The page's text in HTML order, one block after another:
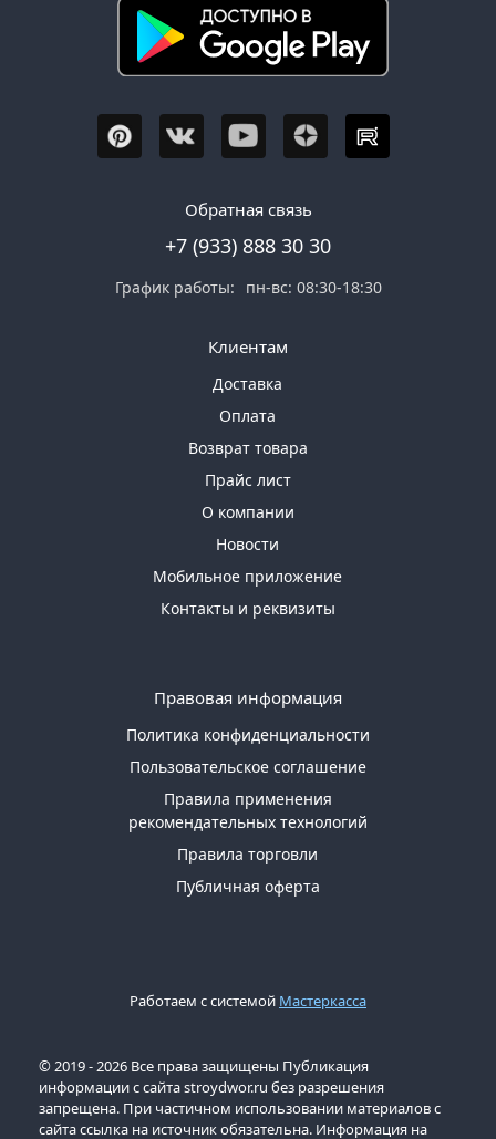
Обратная связь
+7 (933) 888 30 30
График работы: пн-вс: 08:30-18:30
Клиентам
Доставка
Оплата
Возврат товара
Прайс лист
О компании
Новости
Мобильное приложение
Контакты и реквизиты
Правовая информация
Политика конфиденциальности
Пользовательское соглашение
Правила применения
рекомендательных технологий
Правила торговли
Публичная оферта
Работаем с системой Мастеркасса
© 2019 - 2026 Все права защищены Публикация
информации с сайта stroydwor.ru без разрешения
запрещена. При частичном использовании материалов с
сайта ссылка на источник обязательна. Информация на